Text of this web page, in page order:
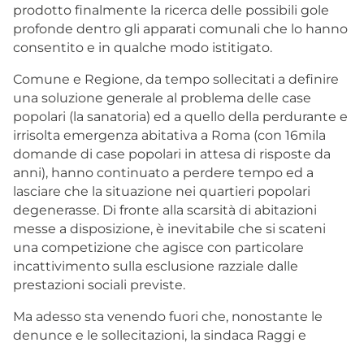
prodotto finalmente la ricerca delle possibili gole
profonde dentro gli apparati comunali che lo hanno
consentito e in qualche modo istitigato.
Comune e Regione, da tempo sollecitati a definire
una soluzione generale al problema delle case
popolari (la sanatoria) ed a quello della perdurante e
irrisolta emergenza abitativa a Roma (con 16mila
domande di case popolari in attesa di risposte da
anni), hanno continuato a perdere tempo ed a
lasciare che la situazione nei quartieri popolari
degenerasse. Di fronte alla scarsità di abitazioni
messe a disposizione, è inevitabile che si scateni
una competizione che agisce con particolare
incattivimento sulla esclusione razziale dalle
prestazioni sociali previste.
Ma adesso sta venendo fuori che, nonostante le
denunce e le sollecitazioni, la sindaca Raggi e